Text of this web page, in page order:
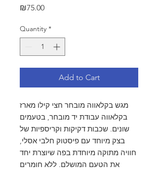
₪75.00Price
Quantity *
Add to Cart
מגש בקלאווה מובחר חצי קילו מארז
בקלאווה עבודת יד מובחר, בטעמים
שונים. שכבות דקיקות וקריספיות של
בצק מיוחד עם פיסטוק חלבי אסלי,
חוויה מתוקה מיוחדת בפה שיוצרת יחד
את הטעם המושלם. ללא חומרים